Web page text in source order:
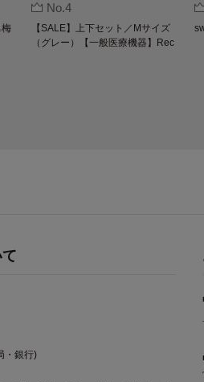
梅
No.4
【SALE】上下セット／Mサイズ
（グレー）【一般医療機器】Rec
・銀行)